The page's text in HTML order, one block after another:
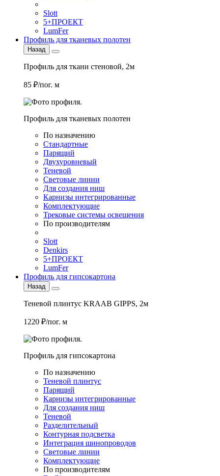
Slott
5+ПРОЕКТ
LumFer
Профиль для тканевых полотен
Назад
Профиль для ткани стеновой, 2м
85 ₽/пог. м
Профиль для тканевых полотен
По назначению
Стандартные
Парящий
Двухуровневый
Теневой
Световые линии
Для создания ниш
Карнизы интегрированные
Комплектующие
Трековые системы освещения
По производителям
Slott
Denkirs
5+ПРОЕКТ
LumFer
Профиль для гипсокартона
Назад
Теневой плинтус KRAAB GIPPS, 2м
1220 ₽/пог. м
Профиль для гипсокартона
По назначению
Теневой плинтус
Парящий
Карнизы интегрированные
Для создания ниш
Теневой
Разделительный
Контурная подсветка
Интеграция шинопроводов
Световые линии
Комплектующие
По производителям